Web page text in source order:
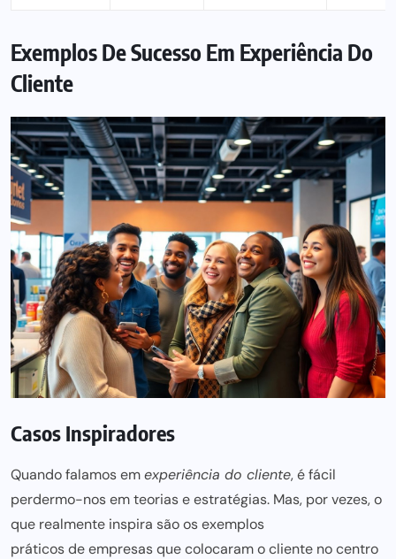
Exemplos De Sucesso Em Experiência Do
Cliente
Casos Inspiradores
Quando falamos emexperiência do cliente, é fácil
perdermo-nos em teorias e estratégias. Mas, por vezes, o
que realmente inspira são os exemplos
práticos de empresasque colocaram o cliente no centro